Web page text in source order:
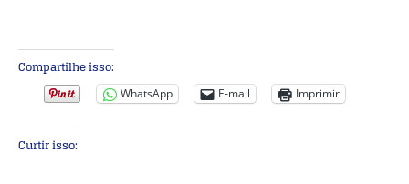
Compartilhe isso:
WhatsApp E-mail Imprimir
Curtir isso: